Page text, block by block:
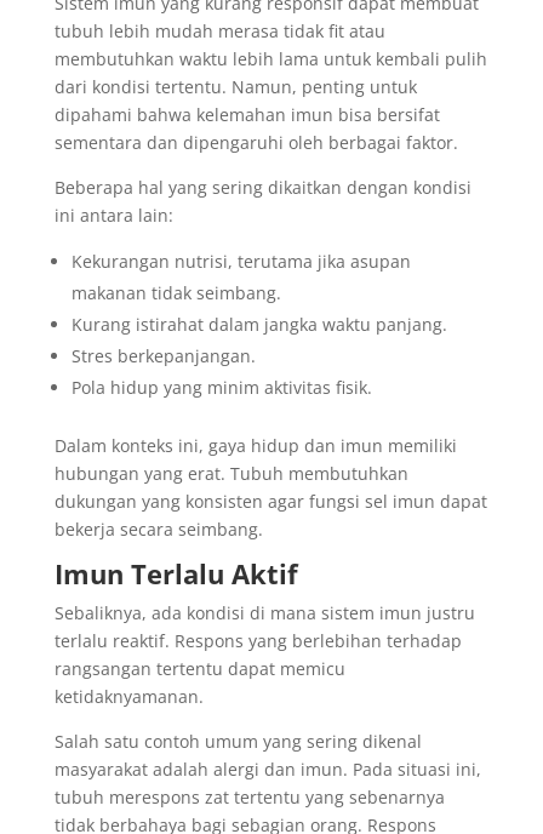
tubuh lebih mudah merasa tidak fit atau
membutuhkan waktu lebih lama untuk kembali pulih
dari kondisi tertentu. Namun, penting untuk
dipahami bahwa kelemahan imun bisa bersifat
sementara dan dipengaruhi oleh berbagai faktor.
Beberapa hal yang sering dikaitkan dengan kondisi
ini antara lain:
Kekurangan nutrisi, terutama jika asupan
makanan tidak seimbang.
Kurang istirahat dalam jangka waktu panjang.
Stres berkepanjangan.
Pola hidup yang minim aktivitas fisik.
Dalam konteks ini, gaya hidup dan imun memiliki
hubungan yang erat. Tubuh membutuhkan
dukungan yang konsisten agar fungsi sel imun dapat
bekerja secara seimbang.
Imun Terlalu Aktif
Sebaliknya, ada kondisi di mana sistem imun justru
terlalu reaktif. Respons yang berlebihan terhadap
rangsangan tertentu dapat memicu
ketidaknyamanan.
Salah satu contoh umum yang sering dikenal
masyarakat adalah alergi dan imun. Pada situasi ini,
tubuh merespons zat tertentu yang sebenarnya
tidak berbahaya bagi sebagian orang. Respons